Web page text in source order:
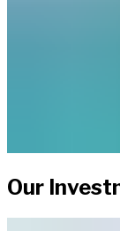
Our Investment Strategies​​​​‌